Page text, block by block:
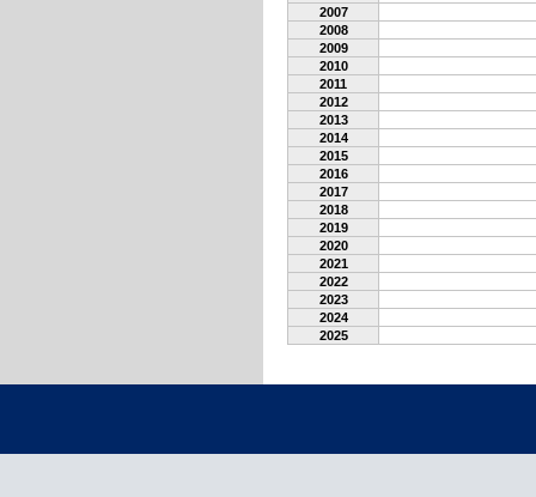
2007
2008
2009
2010
2011
2012
2013
2014
2015
2016
2017
2018
2019
2020
2021
2022
2023
2024
2025